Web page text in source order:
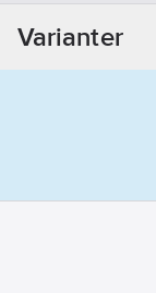
Varianter